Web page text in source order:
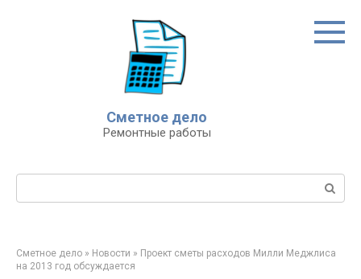
Сметное дело
Ремонтные работы
Поиск:
Сметное дело » Новости » Проект сметы расходов Милли Меджлиса
на 2013 год обсуждается